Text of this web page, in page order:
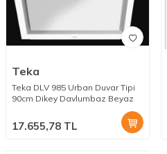
Teka
Teka DLV 985 Urban Duvar Tipi
90cm Dikey Davlumbaz Beyaz
17.655,78 TL